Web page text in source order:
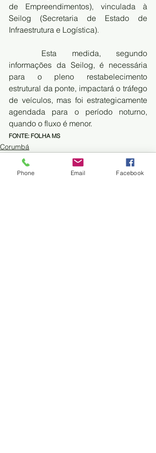
de Empreendimentos), vinculada à
Seilog (Secretaria de Estado de
Infraestrutura e Logística).
Esta medida, segundo
informações da Seilog, é necessária
para o pleno restabelecimento
estrutural da ponte, impactará o tráfego
de veículos, mas foi estrategicamente
agendada para o período noturno,
quando o fluxo é menor.
FONTE: FOLHA MS
Corumbá
Phone Email Facebook